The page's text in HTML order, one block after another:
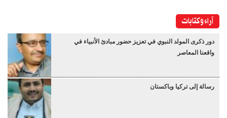
آراء وكتابات
دور ذكرى المولد النبوي في تعزيز حضور مبادئ الأنبياء في
واقعنا المعاصر
رسالة إلى تركيا وباكستان